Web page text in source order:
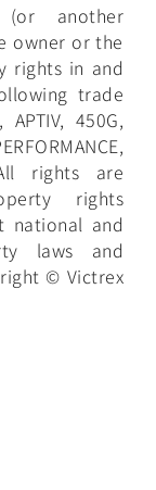
(or another
owner or the
rights in and
trade
APTIV, 450G,
rights are
rights
national and
laws and
© Victrex